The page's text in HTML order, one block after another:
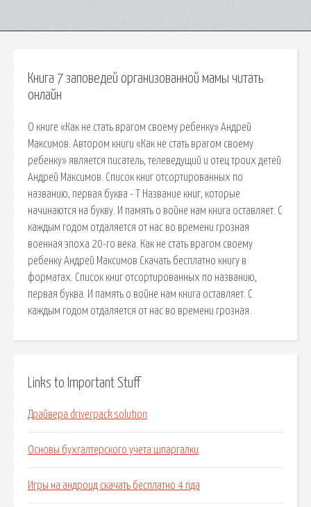
Книга 7 заповедей организованной мамы читать
онлайн
О книге «Как не стать врагом своему ребенку» Андрей
Максимов. Автором книги «Как не стать врагом своему
ребенку» является писатель, телеведущий и отец троих детей
Андрей Максимов. Список книг отсортированных по
названию, первая буква - Т Название книг, которые
начинаются на букву. И память о войне нам книга оставляет. С
каждым годом отдаляется от нас во времени грозная
военная эпоха 20-го века. Как не стать врагом своему
ребенку Андрей Максимов Скачать бесплатно книгу в
форматах. Список книг отсортированных по названию,
первая буква. И память о войне нам книга оставляет. С
каждым годом отдаляется от нас во времени грозная.
Links to Important Stuff
Драйвера driverpack solution
Основы бухгалтерского учета шпаргалки
Игры на андроид скачать бесплатно 4 пда